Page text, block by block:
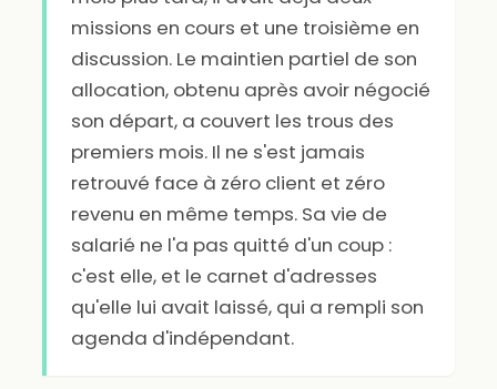
missions en cours et une troisième en
discussion. Le maintien partiel de son
allocation, obtenu après avoir négocié
son départ, a couvert les trous des
premiers mois. Il ne s'est jamais
retrouvé face à zéro client et zéro
revenu en même temps. Sa vie de
salarié ne l'a pas quitté d'un coup :
c'est elle, et le carnet d'adresses
qu'elle lui avait laissé, qui a rempli son
agenda d'indépendant.